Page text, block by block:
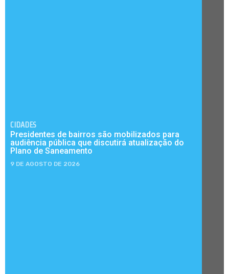
CIDADES
Presidentes de bairros são mobilizados para
audiência pública que discutirá atualização do
Plano de Saneamento
9 DE AGOSTO DE 2026